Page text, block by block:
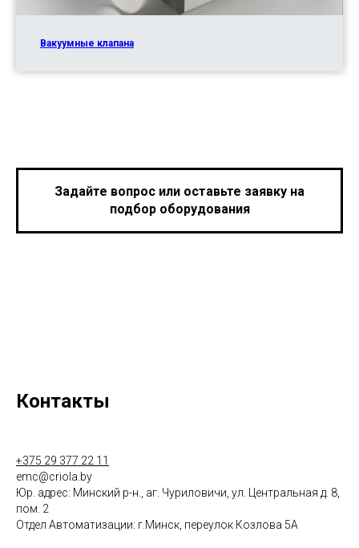
Вакуумные клапана
Задайте вопрос или оставьте заявку на
подбор оборудования
Контакты
+375 29 377 22 11
emc@criola.by
Юр. адрес: Минский р-н., аг. Чуриловичи, ул. Центральная д. 8,
пом. 2
Отдел Автоматизации: г.Минск, переулок Козлова 5А